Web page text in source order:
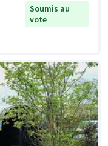
Soumis au
vote